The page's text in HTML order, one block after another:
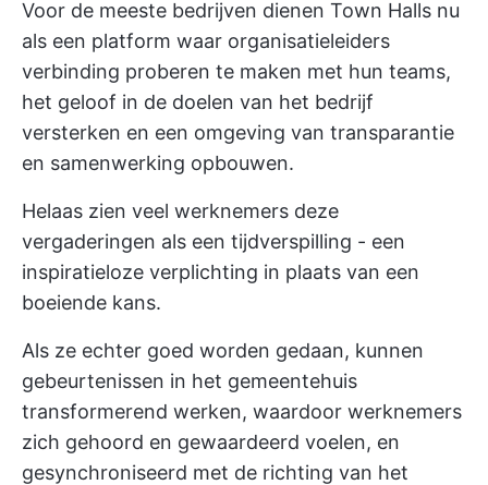
Voor de meeste bedrijven dienen Town Halls nu
als een platform waar organisatieleiders
verbinding proberen te maken met hun teams,
het geloof in de doelen van het bedrijf
versterken en een omgeving van transparantie
en samenwerking opbouwen.
Helaas zien veel werknemers deze
vergaderingen als een tijdverspilling - een
inspiratieloze verplichting in plaats van een
boeiende kans.
Als ze echter goed worden gedaan, kunnen
gebeurtenissen in het gemeentehuis
transformerend werken, waardoor werknemers
zich gehoord en gewaardeerd voelen, en
gesynchroniseerd met de richting van het